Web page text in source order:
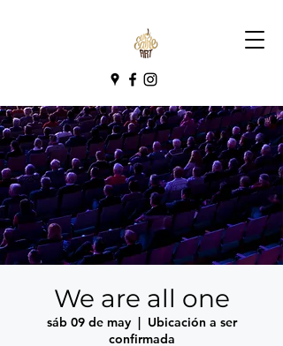
We are all one
sáb 09 de may
  |
Ubicación a ser
confirmada